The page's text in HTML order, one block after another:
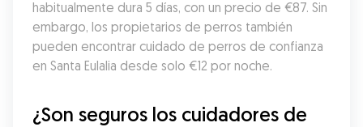
habitualmente dura 5 días, con un precio de €87. Sin
embargo, los propietarios de perros también
pueden encontrar cuidado de perros de confianza
en Santa Eulalia desde solo €12 por noche.
¿Son seguros los cuidadores de